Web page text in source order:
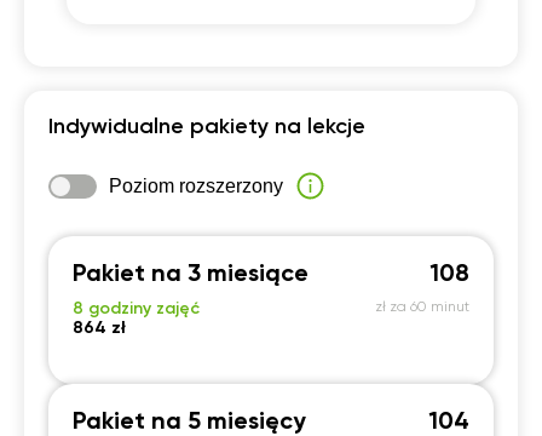
Indywidualne pakiety na lekcje
Poziom rozszerzony
Pakiet na 3 miesiące
8 godziny zajęć
864 zł
108
zł za 60 minut
Pakiet na 5 miesięcy 104